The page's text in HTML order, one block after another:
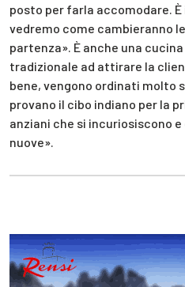
posto per farla accomodare. È
vedremo come cambieranno
partenza». È anche una
tradizionale ad attirare la
bene, vengono ordinati molto
provano il cibo indiano per la
anziani che si incuriosiscono
nuove».